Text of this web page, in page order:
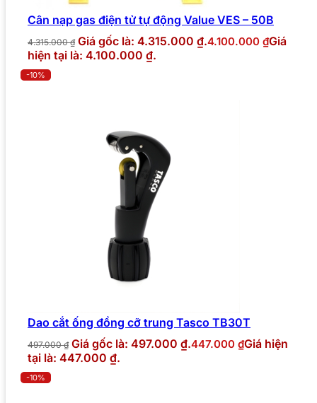
Cân nạp gas điện tử tự động Value VES – 50B
4.315.000₫ Giá gốc là: 4.315.000 ₫.4.100.000 ₫Giá
hiện tại là: 4.100.000 ₫.
-10%
Dao cắt ống đồng cỡ trung Tasco TB30T
497.000₫ Giá gốc là: 497.000 ₫.447.000 ₫Giá hiện
tại là: 447.000 ₫.
-10%